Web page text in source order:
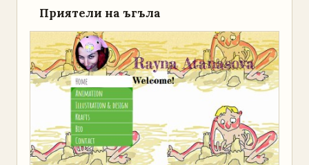
Приятели на ъгъла